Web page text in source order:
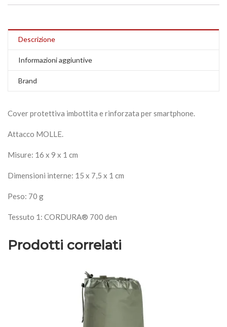
Descrizione
Informazioni aggiuntive
Brand
Cover protettiva imbottita e rinforzata per smartphone.
Attacco MOLLE.
Misure: 16 x 9 x 1 cm
Dimensioni interne: 15 x 7,5 x 1 cm
Peso: 70 g
Tessuto 1: CORDURA® 700 den
Prodotti correlati